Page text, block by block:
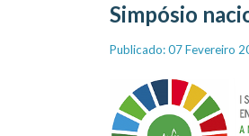
Simpósio
Publicado: 07 Fevereiro